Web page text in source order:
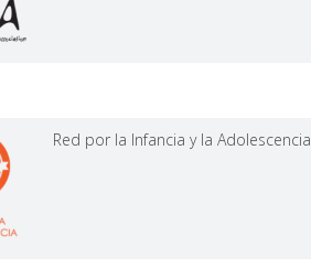
Red por la Infancia y la Adolescencia